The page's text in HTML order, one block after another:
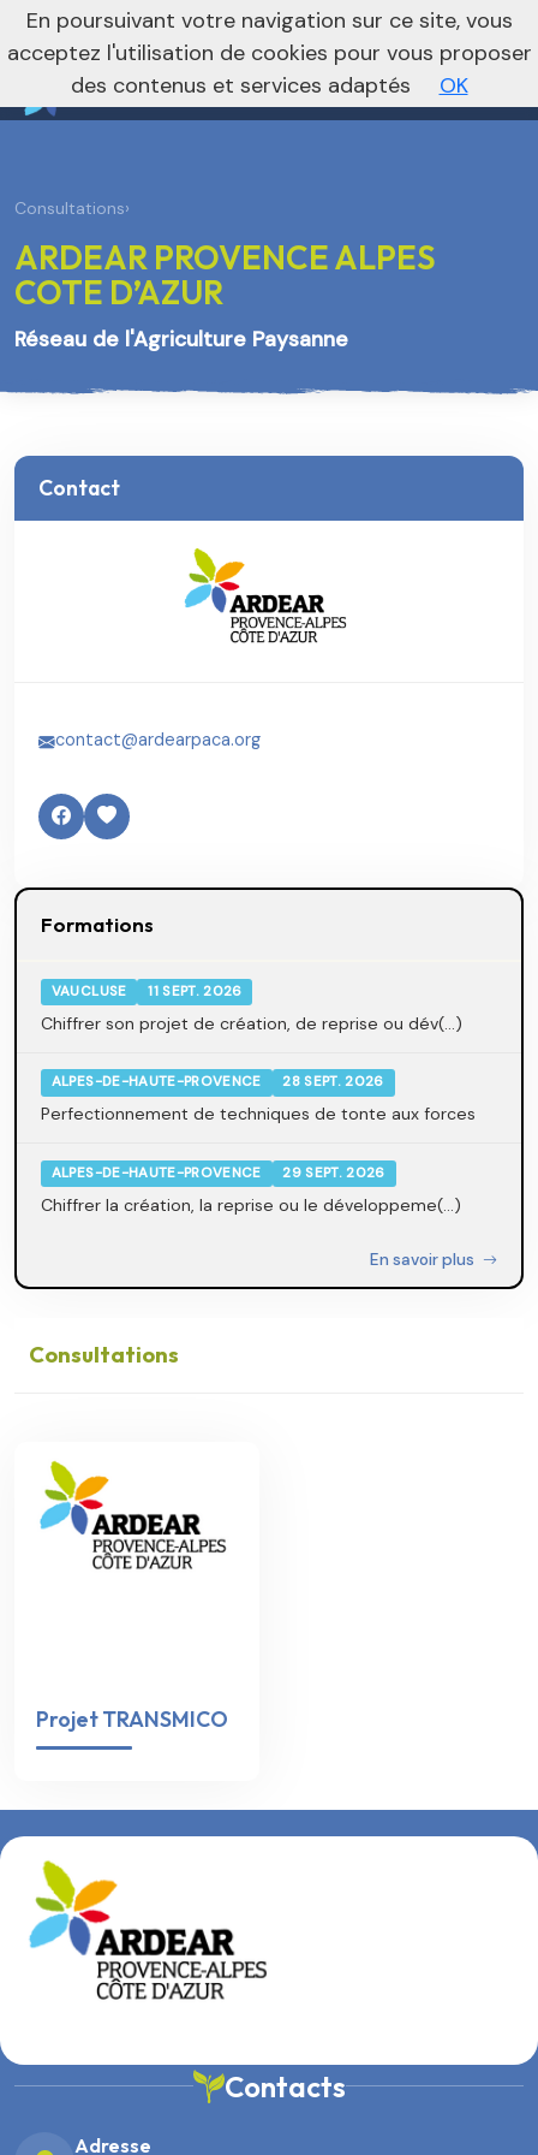
Vers le site national
nivo_2026: 1
Consultations›
ARDEAR PROVENCE ALPES
COTE D’AZUR
Réseau de l'Agriculture Paysanne
Contact
contact@ardearpaca.org
Formations
VAUCLUSE 11 SEPT. 2026
Chiffrer son projet de création, de reprise ou dév(...)
ALPES-DE-HAUTE-PROVENCE 28 SEPT. 2026
Perfectionnement de techniques de tonte aux forces
ALPES-DE-HAUTE-PROVENCE 29 SEPT. 2026
Chiffrer la création, la reprise ou le développeme(...)
En savoir plus
Consultations
Projet TRANSMICO
Contacts
Adresse
En poursuivant votre navigation sur ce site, vous
acceptez l'utilisation de cookies pour vous proposer
des contenus et services adaptés
OK